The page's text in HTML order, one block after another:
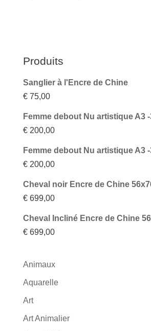
Produits
Sanglier à l'Encre de Chine
€75,00
Femme debout Nu artistique A3 -
€200,00
Femme debout Nu artistique A3 -
€200,00
Cheval noir Encre de Chine
€699,00
Cheval Incliné Encre de Chine
€699,00
Animaux
Aquarelle
Art
Art Animalier